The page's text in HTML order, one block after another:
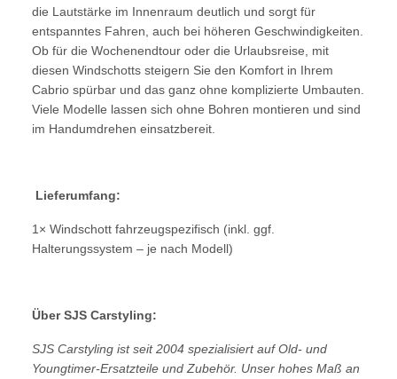
die Lautstärke im Innenraum deutlich und sorgt für
entspanntes Fahren, auch bei höheren Geschwindigkeiten.
Ob für die Wochenendtour oder die Urlaubsreise, mit
diesen Windschotts steigern Sie den Komfort in Ihrem
Cabrio spürbar und das ganz ohne komplizierte Umbauten.
Viele Modelle lassen sich ohne Bohren montieren und sind
im Handumdrehen einsatzbereit.
Lieferumfang:
1× Windschott fahrzeugspezifisch (inkl. ggf.
Halterungssystem – je nach Modell)
Über SJS Carstyling:
SJS Carstyling ist seit 2004 spezialisiert auf Old- und
Youngtimer-Ersatzteile und Zubehör. Unser hohes Maß an